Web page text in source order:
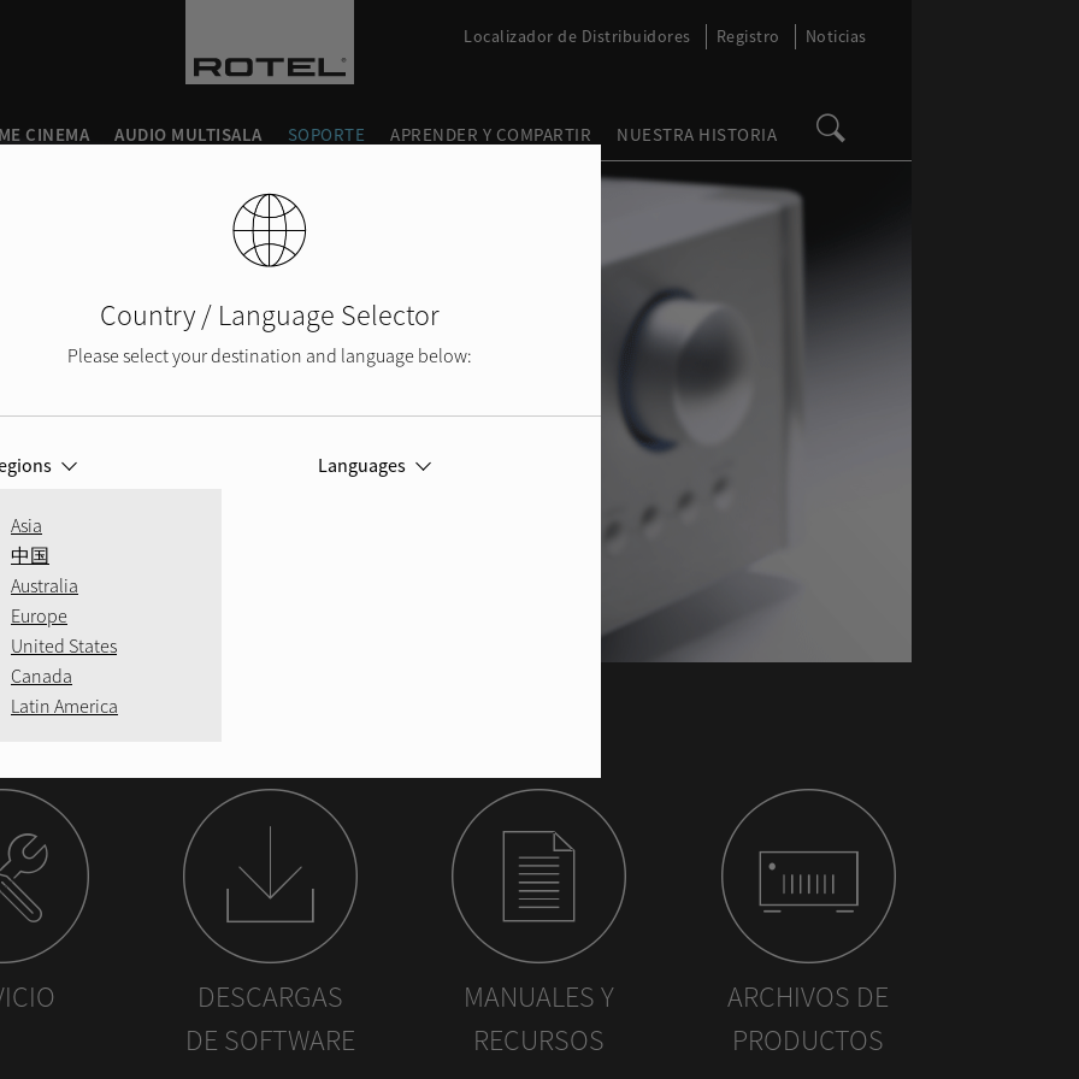
CINEMA AUDIO MULTISALA SOPORTE APRENDER Y COMPARTIR NUESTRA HISTORIA
Localizador de Distribuidores Registro Noticias
hoy
DESCARGAS
DE SOFTWARE
MANUALES Y
RECURSOS
ARCHIVOS DE
PRODUCTOS
Country / Language Selector
Please select your destination and language below:
Asia
中国
Australia
Europe
United States
Canada
Latin America
Languages